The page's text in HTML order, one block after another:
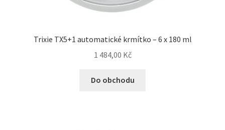
Trixie TX5+1 automatické krmítko – 6 x 180 ml
1 484,00 Kč
Do obchodu